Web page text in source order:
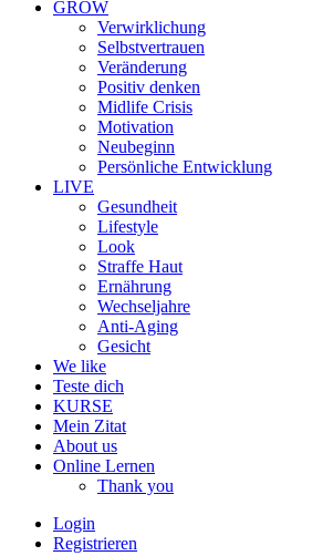
GROW
Verwirklichung
Selbstvertrauen
Veränderung
Positiv denken
Midlife Crisis
Motivation
Neubeginn
Persönliche Entwicklung
LIVE
Gesundheit
Lifestyle
Look
Straffe Haut
Ernährung
Wechseljahre
Anti-Aging
Gesicht
We like
Teste dich
KURSE
Mein Zitat
About us
Online Lernen
Thank you
Login
Registrieren